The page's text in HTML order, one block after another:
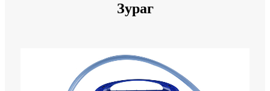
Зураг